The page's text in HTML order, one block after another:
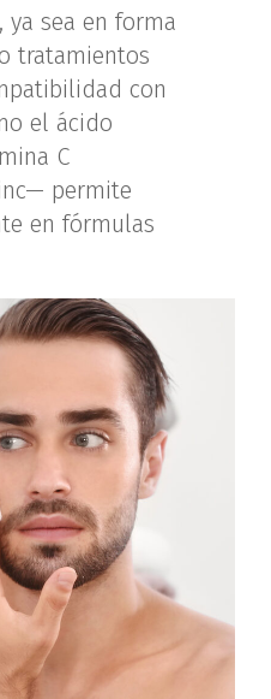
ya sea en forma
tratamientos
con
el ácido
C
permite
en fórmulas